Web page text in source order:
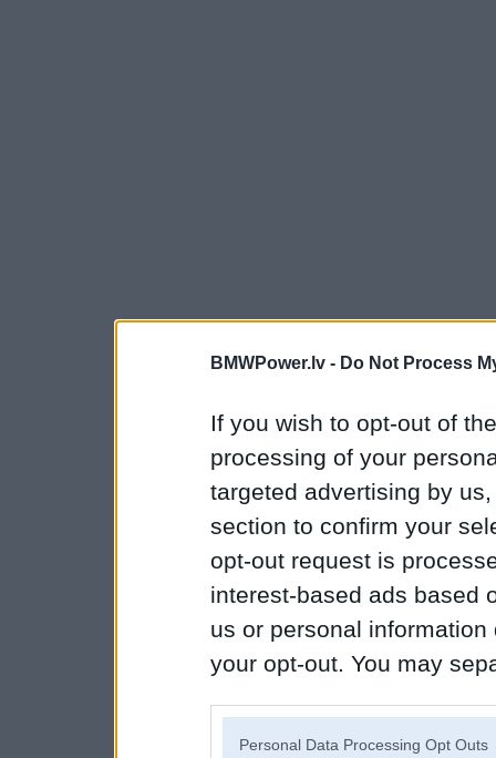
BMWPower.lv - Do Not Process
If you wish to opt-out of
processing of your
targeted advertising by
section to confirm your
opt-out request is
interest-based ads based
us or personal
your opt-out. You may
Personal Data Processing Opt Outs